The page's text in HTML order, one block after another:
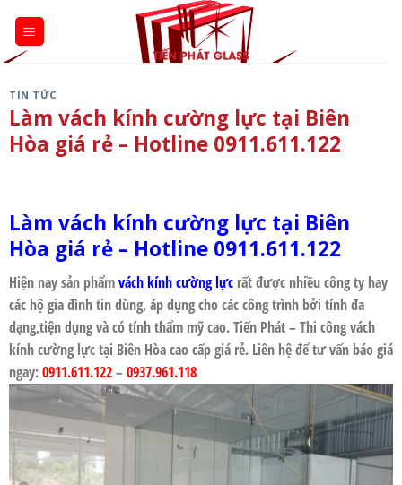
content
TIN TỨC
Làm vách kính cường lực tại Biên
Hòa giá rẻ – Hotline 0911.611.122
Làm vách kính cường lực tại Biên
Hòa giá rẻ – Hotline 0911.611.122
Hiện nay sản phẩmvách kính cường lực rất được nhiều công ty hay
các hộ gia đình tin dùng, áp dụng cho các công trình bởi tính đa
dạng,tiện dụng và có tính thẩm mỹ cao.Tiến Phát– Thi công vách
kính cường lực tại Biên Hòacao cấp giá rẻ. Liên hệ để tư vấn báo giá
ngay:0911.611.122– 0937.961.118